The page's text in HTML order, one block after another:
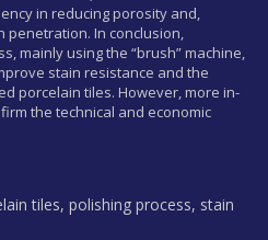
in reducing porosity and,
penetration. In conclusion,
mainly using the “brush” machine,
stain resistance and the
porcelain tiles. However, more in-
the technical and economic
tiles, polishing process, stain